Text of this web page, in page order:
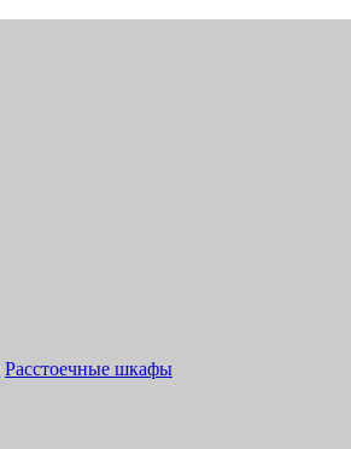
Расстоечные шкафы